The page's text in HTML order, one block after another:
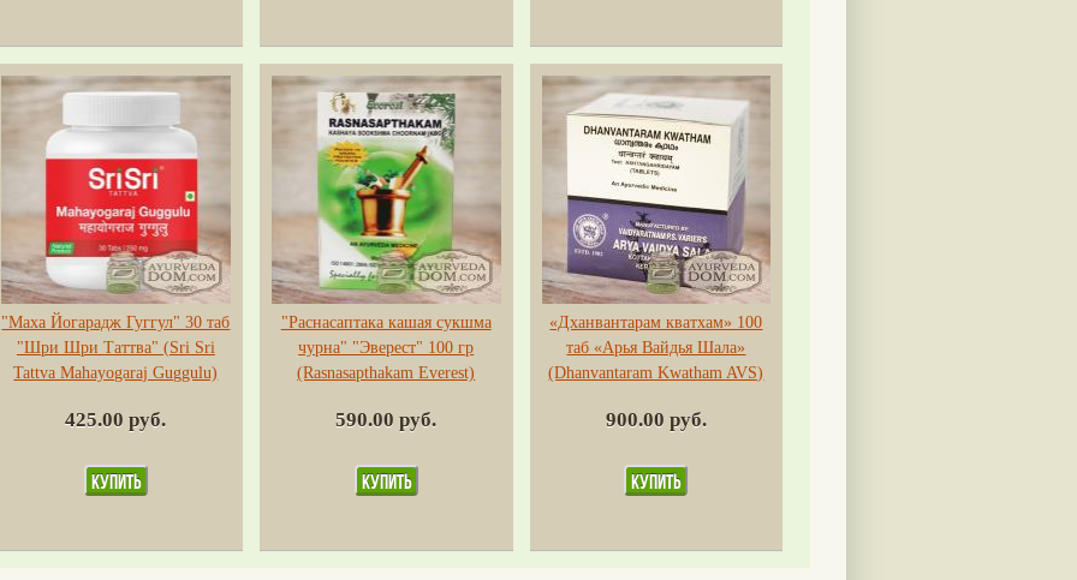
"Маха Йогарадж Гуггул" 30 таб
"Шри Шри Таттва" (Sri Sri
Tattva Mahayogaraj Guggulu)
425.00 руб.
"Раснасаптака кашая сукшма
чурна" "Эверест" 100 гр
(Rasnasapthakam Everest)
590.00 руб.
«Дханвантарам кватхам» 100
таб «Арья Вайдья Шала»
(Dhanvantaram Kwatham AVS)
900.00 руб.